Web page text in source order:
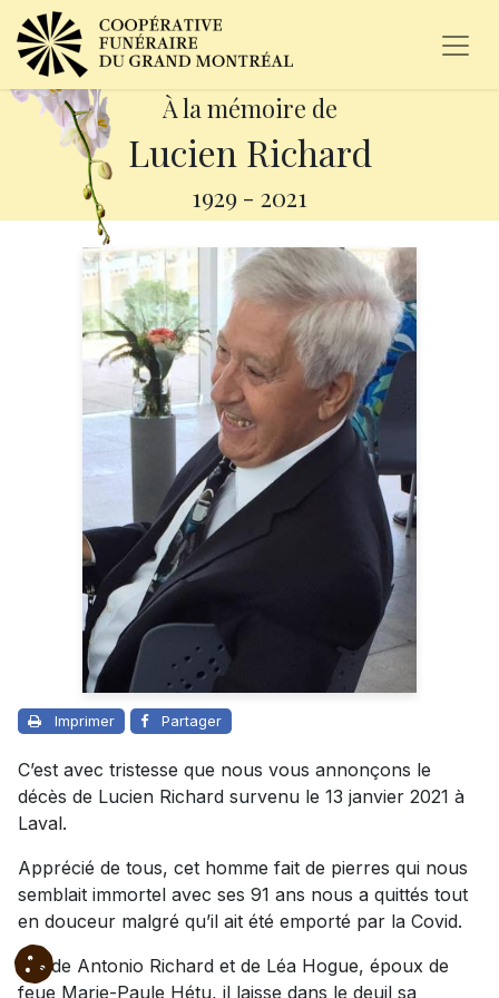
À la mémoire de
Lucien Richard
1929 - 2021
Imprimer Partager
C’est avec tristesse que nous vous annonçons le
décès de Lucien Richard survenu le 13 janvier 2021 à
Laval.
Apprécié de tous, cet homme fait de pierres qui nous
semblait immortel avec ses 91 ans nous a quittés tout
en douceur malgré qu’il ait été emporté par la Covid.
Fils de Antonio Richard et de Léa Hogue, époux de
feue Marie-Paule Hétu, il laisse dans le deuil sa